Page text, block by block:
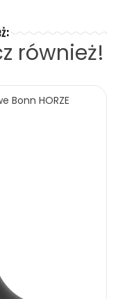
również!
Bonn HORZE